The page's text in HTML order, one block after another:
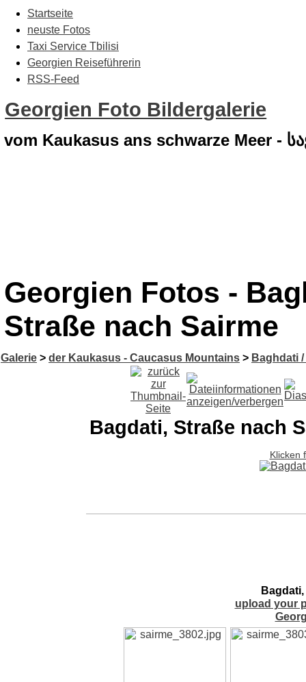
Startseite
neuste Fotos
Taxi Service Tbilisi
Georgien Reiseführerin
RSS-Feed
Georgien Foto Bildergalerie
vom Kaukasus ans schwarze Meer -
Georgien Fotos -
Straße nach Sairme
Galerie > der Kaukasus - Caucasus Mountains > Baghdati
Bagdati, Straße nach
Klicken
upload your